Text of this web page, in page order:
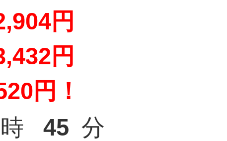
円
円
円！
時 45 分